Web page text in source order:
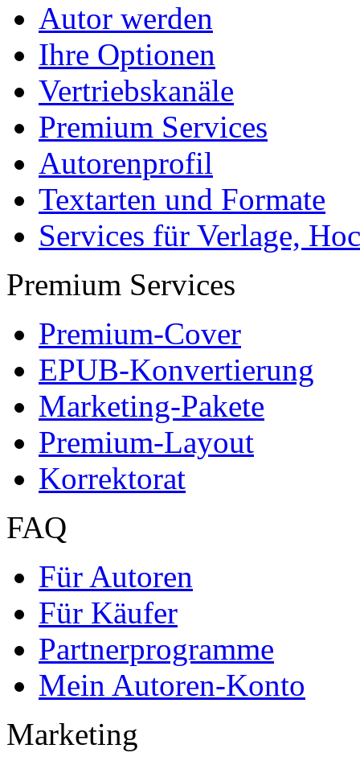
Autor werden
Ihre Optionen
Vertriebskanäle
Premium Services
Autorenprofil
Textarten und Formate
Services für Verlage,
Premium Services
Premium-Cover
EPUB-Konvertierung
Marketing-Pakete
Premium-Layout
Korrektorat
FAQ
Für Autoren
Für Käufer
Partnerprogramme
Mein Autoren-Konto
Marketing